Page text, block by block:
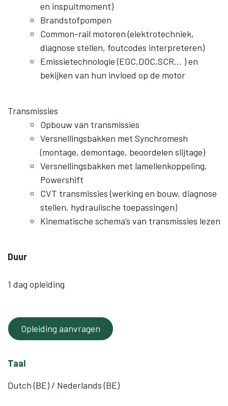
en inspuitmoment)
Brandstofpompen
Common-rail motoren (elektrotechniek,
diagnose stellen, foutcodes interpreteren)
Emissietechnologie (EGC,DOC,SCR… ) en
bekijken van hun invloed op de motor
Transmissies
Opbouw van transmissies
Versnellingsbakken met Synchromesh
(montage, demontage, beoordelen slijtage)
Versnellingsbakken met lamellenkoppeling,
Powershift
CVT transmissies (werking en bouw, diagnose
stellen, hydraulische toepassingen)
Kinematische schema’s van transmissies lezen
Duur
1 dag opleiding
Opleiding aanvragen
Taal
Dutch (BE) / Nederlands (BE)